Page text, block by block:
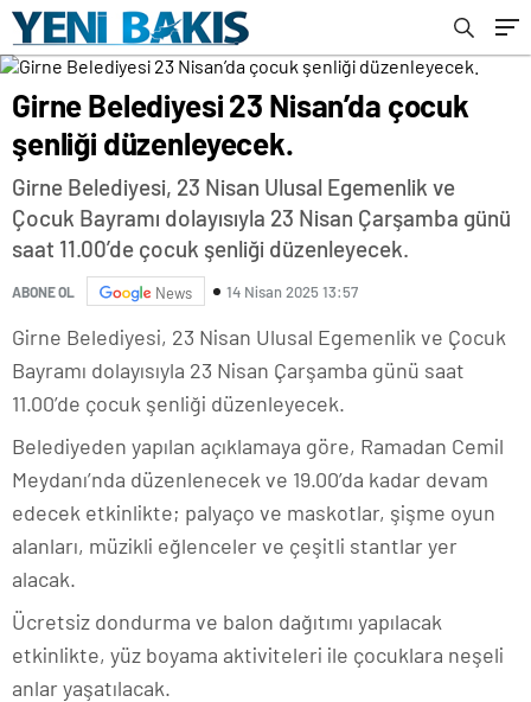
Girne Belediyesi 23 Nisan’da çocuk
şenliği düzenleyecek.
Girne Belediyesi, 23 Nisan Ulusal Egemenlik ve
Çocuk Bayramı dolayısıyla 23 Nisan Çarşamba günü
saat 11.00’de çocuk şenliği düzenleyecek.
ABONE OL News 14 Nisan 2025 13:57
Girne Belediyesi, 23 Nisan Ulusal Egemenlik ve Çocuk
Bayramı dolayısıyla 23 Nisan Çarşamba günü saat
11.00’de çocuk şenliği düzenleyecek.
Belediyeden yapılan açıklamaya göre, Ramadan Cemil
Meydanı’nda düzenlenecek ve 19.00’da kadar devam
edecek etkinlikte; palyaço ve maskotlar, şişme oyun
alanları, müzikli eğlenceler ve çeşitli stantlar yer
alacak.
Ücretsiz dondurma ve balon dağıtımı yapılacak
etkinlikte, yüz boyama aktiviteleri ile çocuklara neşeli
anlar yaşatılacak.